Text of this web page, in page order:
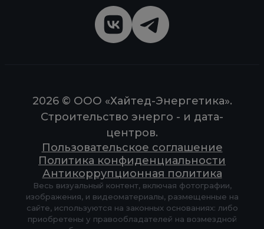
2026 © ООО «Хайтед-Энергетика».
Строительство энерго - и дата-
центров.
Пользовательское соглашение
Политика конфиденциальности
Антикоррупционная политика
Весь визуальный контент, включая фотографии,
изображения, и видеоматериалы, размещенные на
сайте, используются на законных основаниях: либо
приобретены у правообладателей на возмездной